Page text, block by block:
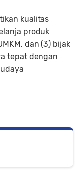
kualitas
produk
dan (3) bijak
tepat dengan